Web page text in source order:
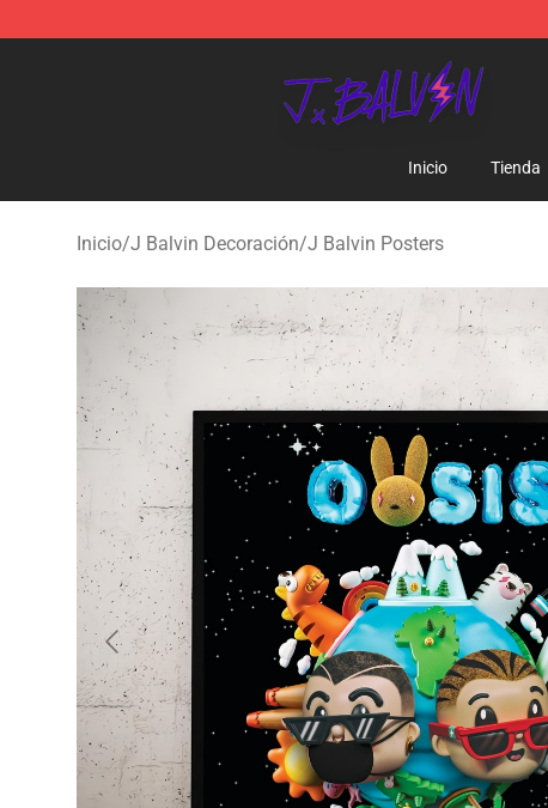
J Balvin Store - Official J Balvin Merchandise Shop
Inicio Tienda
Inicio/J Balvin Decoración/J Balvin Posters